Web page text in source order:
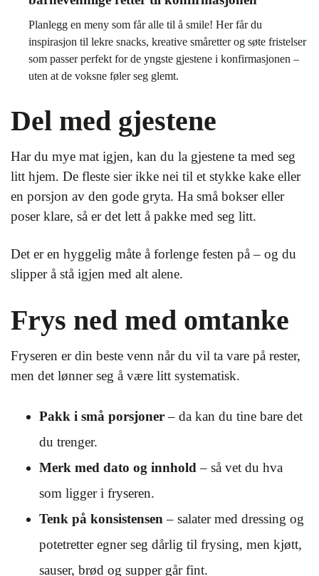
Planlegg en meny som får alle til å smile! Her får du
inspirasjon til lekre snacks, kreative småretter og søte fristelser
som passer perfekt for de yngste gjestene i konfirmasjonen –
uten at de voksne føler seg glemt.
Del med gjestene
Har du mye mat igjen, kan du la gjestene ta med seg
litt hjem. De fleste sier ikke nei til et stykke kake eller
en porsjon av den gode gryta. Ha små bokser eller
poser klare, så er det lett å pakke med seg litt.
Det er en hyggelig måte å forlenge festen på – og du
slipper å stå igjen med alt alene.
Frys ned med omtanke
Fryseren er din beste venn når du vil ta vare på rester,
men det lønner seg å være litt systematisk.
Pakk i små porsjoner– da kan du tine bare det
du trenger.
Merk med dato og innhold – så vet du hva
som ligger i fryseren.
Tenk på konsistensen – salater med dressing og
potetretter egner seg dårlig til frysing, men kjøtt,
sauser, brød og supper går fint.